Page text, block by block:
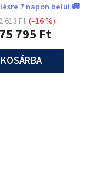
7 napon belül 🚚
795 Ft
613 Ft (–16 %)
KOSÁRBA